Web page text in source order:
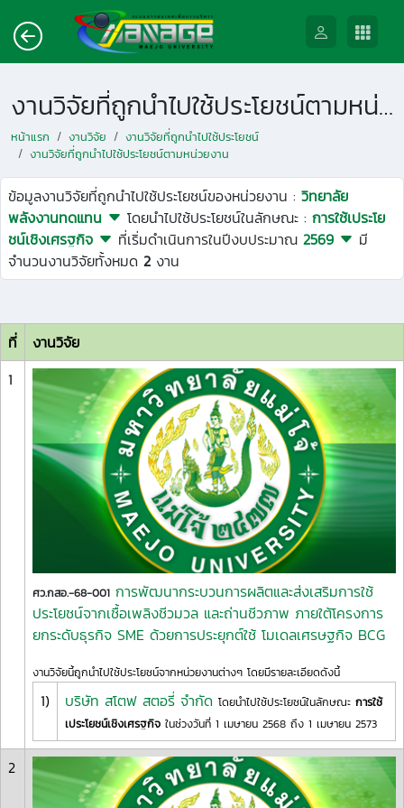
งานวิจัยที่ถูกนำไปใช้ประโยชน์ตามหน่วยงาน
หน้าแรก งานวิจัย
งานวิจัยที่ถูกนำไปใช้ประโยชน์
งานวิจัยที่ถูกนำไปใช้ประโยชน์ตามหน่วยงาน
ข้อมูลงานวิจัยที่ถูกนำไปใช้ประโยชน์ของหน่วยงาน : วิทยาลัย
พลังงานทดแทน
โดยนำไปใช้ประโยชน์ในลักษณะ : การใช้เประโย
ชน์เชิงเศรฐกิจ
ที่เริ่มดำเนินการในปีงบประมาณ 2569
มี
จำนวนงานวิจัยทั้งหมด 2 งาน
ที่
งานวิจัย
1
ศว.กสอ.-68-001 การพัฒนากระบวนการผลิตและส่งเสริมการใช้
ประโยชน์จากเชื้อเพลิงชีวมวล และถ่านชีวภาพ ภายใต้โครงการ
ยกระดับธุรกิจ SME ด้วยการประยุกต์ใช้ โมเดลเศรษฐกิจ BCG
งานวิจัยนี้ถูกนำไปใช้ประโยชน์จากหน่วยงานต่างๆ โดยมีรายละเอียดดังนี้
1) บริษัท สโตฟ สตอรี่ จำกัด โดยนำไปใช้ประโยชน์ในลักษณะ การใช้
เประโยชน์เชิงเศรฐกิจ ในช่วงวันที่ 1 เมษายน 2568 ถึง 1 เมษายน 2573
2